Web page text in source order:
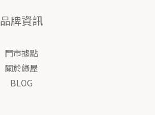
品牌資訊
門市據點
關於綠屋
BLOG